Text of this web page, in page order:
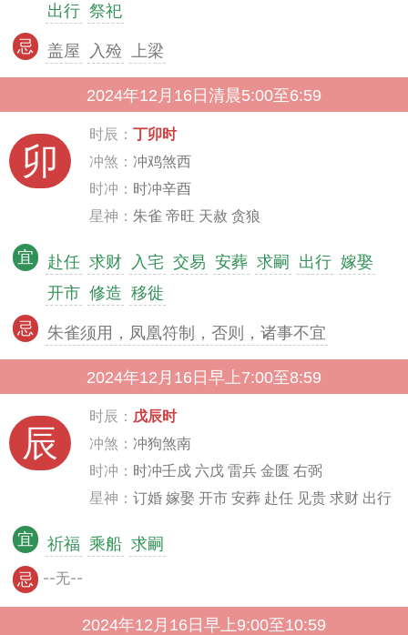
出行 祭祀
忌 盖屋 入殓 上梁
2024年12月16日清晨5:00至6:59
卯
时辰： 丁卯时
冲煞： 冲鸡煞西
时冲： 时冲辛酉
星神： 朱雀 帝旺 天赦 贪狼
宜 赴任 求财 入宅 交易 安葬 求嗣 出行 嫁娶
开市 修造 移徙
忌 朱雀须用，凤凰符制，否则，诸事不宜
2024年12月16日早上7:00至8:59
辰
时辰： 戊辰时
冲煞： 冲狗煞南
时冲： 时冲壬戍 六戊 雷兵 金匮 右弼
星神： 订婚 嫁娶 开市 安葬 赴任 见贵 求财 出行
宜 祈福 乘船 求嗣
忌 --无--
2024年12月16日早上9:00至10:59